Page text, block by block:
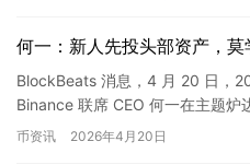
何一：新人先投头部资产，
BlockBeats 消息，4 月 20 日，
Binance 联席 CEO 何一在主题
智能经济的下一个十…
币资讯 2026年4月20日